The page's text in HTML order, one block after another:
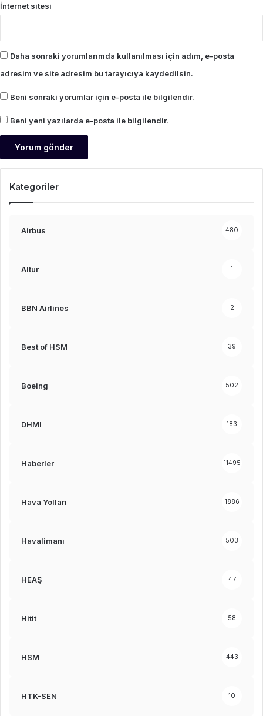
İnternet sitesi
Daha sonraki yorumlarımda kullanılması için adım, e-posta
adresim ve site adresim bu tarayıcıya kaydedilsin.
Beni sonraki yorumlar için e-posta ile bilgilendir.
Beni yeni yazılarda e-posta ile bilgilendir.
Kategoriler
Airbus 480
Altur 1
BBN Airlines 2
Best of HSM 39
Boeing 502
DHMI 183
Haberler 11495
Hava Yolları 1886
Havalimanı 503
HEAŞ 47
Hitit 58
HSM 443
HTK-SEN 10